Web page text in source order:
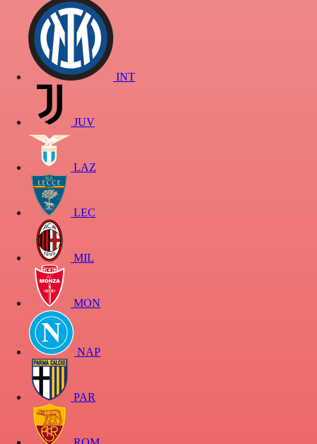
INT
JUV
LAZ
LEC
MIL
MON
NAP
PAR